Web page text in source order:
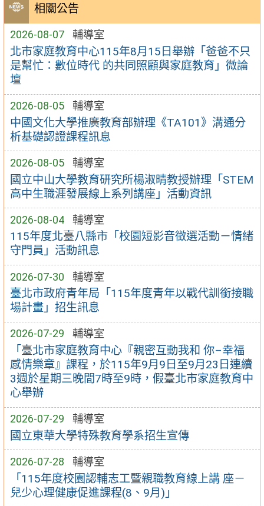
相關公告
2026-08-07 輔導室
北市家庭教育中心115年8月15日舉辦「爸爸不只
是幫忙：數位時代 的共同照顧與家庭教育」微論
壇
2026-08-05 輔導室
中國文化大學推廣教育部辦理《TA101》溝通分
析基礎認證課程訊息
2026-08-05 輔導室
國立中山大學教育研究所楊淑晴教授辦理「STEM
高中生職涯發展線上系列講座」活動資訊
2026-08-04 輔導室
115年度北臺八縣市「校園短影音徵選活動－情緒
守門員」活動訊息
2026-07-30 輔導室
臺北市政府青年局「115年度青年以戰代訓銜接職
場計畫」招生訊息
2026-07-29 輔導室
「臺北市家庭教育中心『親密互動我和 你–幸福
感情樂章』課程，於115年9月9日至9月23日連續
3週於星期三晚間7時至9時，假臺北市家庭教育中
心舉辦
2026-07-29 輔導室
國立東華大學特殊教育學系招生宣傳
2026-07-28 輔導室
「115年度校園認輔志工暨親職教育線上講 座－
兒少心理健康促進課程(8、9月)」